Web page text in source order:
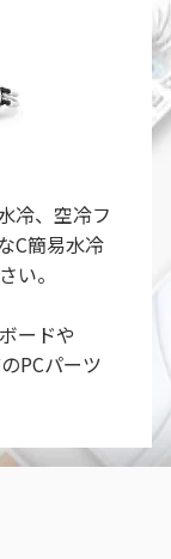
冷、空冷フ
C簡易水冷
い。
ードや
PCパーツ